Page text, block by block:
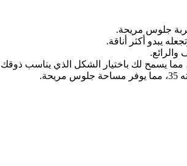
جلوس مريحة.
يبدو أكثر أناقة.
مما يسمح لك باختيار الشكل الذي يناسب